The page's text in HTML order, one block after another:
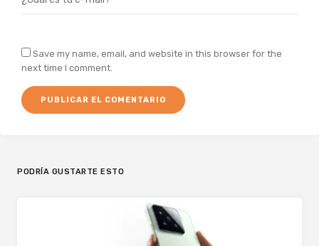
Save my name, email, and website in this browser for the
next time I comment.
PODRÍA GUSTARTE ESTO